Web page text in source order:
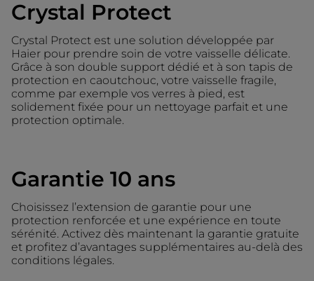
Crystal Protect
Crystal Protect est une solution développée par
Haier pour prendre soin de votre vaisselle délicate.
Grâce à son double support dédié et à son tapis de
protection en caoutchouc, votre vaisselle fragile,
comme par exemple vos verres à pied, est
solidement fixée pour un nettoyage parfait et une
protection optimale.
Garantie 10 ans
Choisissez l’extension de garantie pour une
protection renforcée et une expérience en toute
sérénité. Activez dès maintenant la garantie gratuite
et profitez d’avantages supplémentaires au-delà des
conditions légales.